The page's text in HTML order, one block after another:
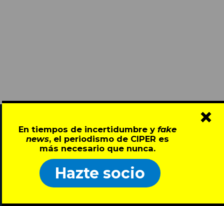
En tiempos de incertidumbre y fake
news, el periodismo de CIPER es
más necesario que nunca.
Hazte socio
×
Director: Pedro Ramírez